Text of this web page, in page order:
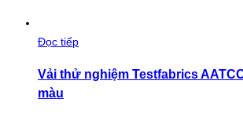
Đọc tiếp
Vải thử nghiệm Testfabrics
màu